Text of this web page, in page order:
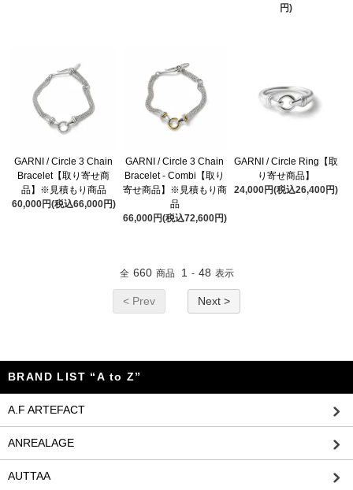
円)
GARNI / Circle 3 Chain
Bracelet【取り寄せ商
品】※見積もり商品
60,000円(税込66,000円)
GARNI / Circle 3 Chain
Bracelet - Combi【取り
寄せ商品】※見積もり商
品
66,000円(税込72,600円)
GARNI / Circle Ring【取
り寄せ商品】
24,000円(税込26,400円)
全 660 商品 1 - 48 表示
< Prev Next >
BRAND LIST “A to Z”
A.F ARTEFACT
ANREALAGE
AUTTAA